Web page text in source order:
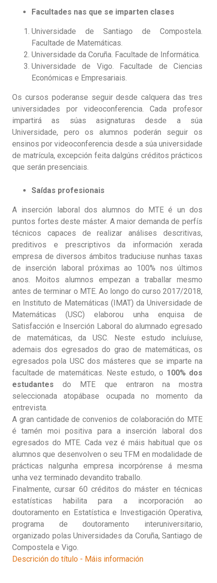
Facultades nas que se imparten clases
Universidade de Santiago de Compostela.
Facultade de Matemáticas.
Universidade da Coruña. Facultade de Informática.
Universidade de Vigo. Facultade de Ciencias
Económicas e Empresariais.
Os cursos poderanse seguir desde calquera das tres
universidades por videoconferencia. Cada profesor
impartirá as súas asignaturas desde a súa
Universidade, pero os alumnos poderán seguir os
ensinos por videoconferencia desde a súa universidade
de matrícula, excepción feita dalgúns créditos prácticos
que serán presenciais.
Saídas profesionais
A inserción laboral dos alumnos do MTE é un dos
puntos fortes deste máster. A maior demanda de perfís
técnicos capaces de realizar análises descritivas,
preditivos e prescriptivos da información xerada
empresa de diversos ámbitos traduciuse nunhas taxas
de inserción laboral próximas ao 100% nos últimos
anos. Moitos alumnos empezan a traballar mesmo
antes de terminar o MTE. Ao longo do curso 2017/2018,
en Instituto de Matemáticas (IMAT) da Universidade de
Matemáticas (USC) elaborou unha enquisa de
Satisfacción e Inserción Laboral do alumnado egresado
de matemáticas, da USC. Neste estudo incluíuse,
ademais dos egresados do grao de matemáticas, os
egresados pola USC dos másteres que se imparte na
facultade de matemáticas. Neste estudo, o 100% dos
estudantes do MTE que entraron na mostra
seleccionada atopábase ocupada no momento da
entrevista.
A gran cantidade de convenios de colaboración do MTE
é tamén moi positiva para a inserción laboral dos
egresados do MTE. Cada vez é máis habitual que os
alumnos que desenvolven o seu TFM en modalidade de
prácticas nalgunha empresa incorpórense á mesma
unha vez terminado devandito traballo.
Finalmente, cursar 60 créditos do máster en técnicas
estatísticas habilita para a incorporación ao
doutoramento en Estatística e Investigación Operativa,
programa de doutoramento interuniversitario,
organizado polas Universidades da Coruña, Santiago de
Compostela e Vigo.
Descrición do título - Máis información